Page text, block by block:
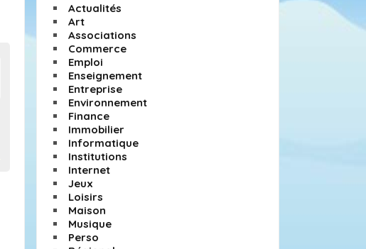
Actualités
Art
Associations
Commerce
Emploi
Enseignement
Entreprise
Environnement
Finance
Immobilier
Informatique
Institutions
Internet
Jeux
Loisirs
Maison
Musique
Perso